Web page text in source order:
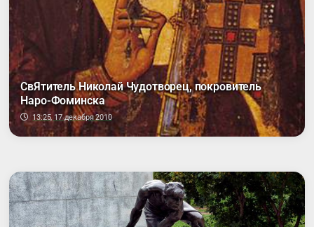
СвЯтитель Николай Чудотворец, покровитель
Наро-Фоминска
13:25, 17 декабря 2010